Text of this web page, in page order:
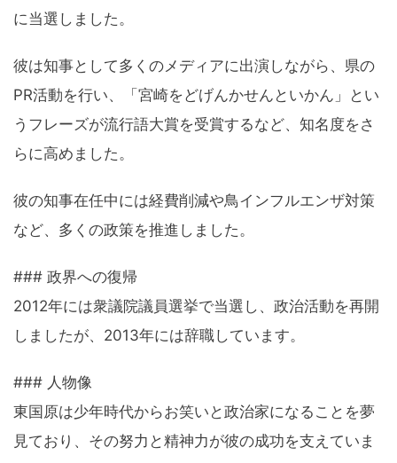
に当選しました。
彼は知事として多くのメディアに出演しながら、県の
PR活動を行い、「宮崎をどげんかせんといかん」とい
うフレーズが流行語大賞を受賞するなど、知名度をさ
らに高めました。
彼の知事在任中には経費削減や鳥インフルエンザ対策
など、多くの政策を推進しました。
### 政界への復帰
2012年には衆議院議員選挙で当選し、政治活動を再開
しましたが、2013年には辞職しています。
### 人物像
東国原は少年時代からお笑いと政治家になることを夢
見ており、その努力と精神力が彼の成功を支えていま